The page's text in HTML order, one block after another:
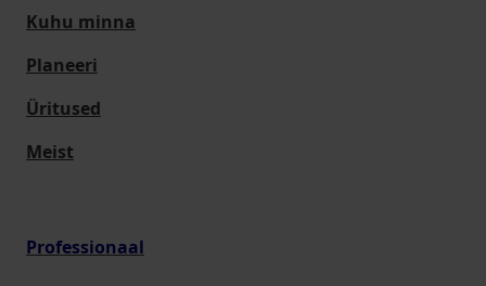
Kuhu minna
Planeeri
Üritused
Meist
Professionaal